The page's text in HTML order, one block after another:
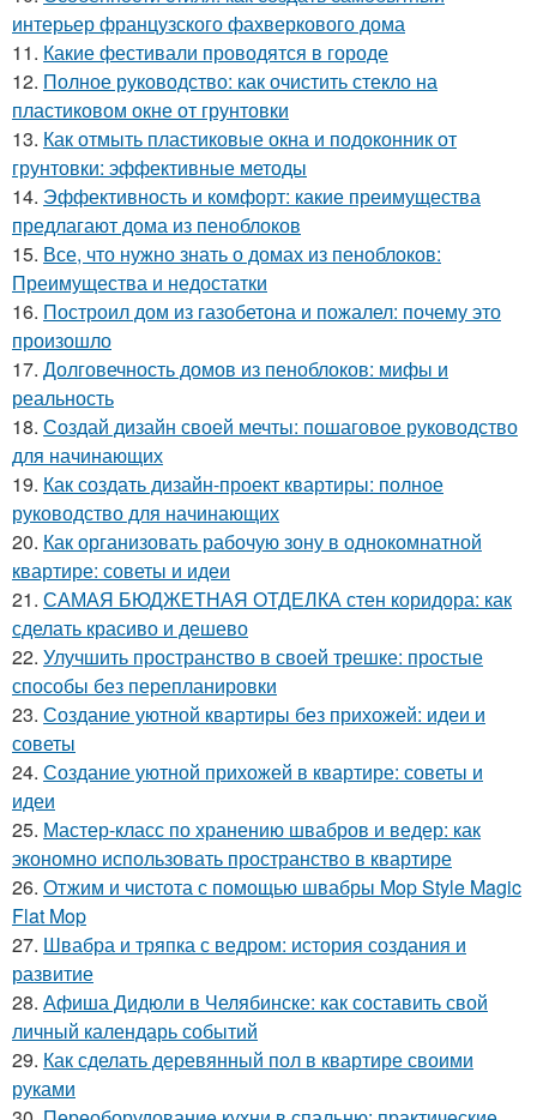
интерьер французского фахверкового дома
11. Какие фестивали проводятся в городе
12. Полное руководство: как очистить стекло на
пластиковом окне от грунтовки
13. Как отмыть пластиковые окна и подоконник от
грунтовки: эффективные методы
14. Эффективность и комфорт: какие преимущества
предлагают дома из пеноблоков
15. Все, что нужно знать о домах из пеноблоков:
Преимущества и недостатки
16. Построил дом из газобетона и пожалел: почему это
произошло
17. Долговечность домов из пеноблоков: мифы и
реальность
18. Создай дизайн своей мечты: пошаговое руководство
для начинающих
19. Как создать дизайн-проект квартиры: полное
руководство для начинающих
20. Как организовать рабочую зону в однокомнатной
квартире: советы и идеи
21. САМАЯ БЮДЖЕТНАЯ ОТДЕЛКА стен коридора: как
сделать красиво и дешево
22. Улучшить пространство в своей трешке: простые
способы без перепланировки
23. Создание уютной квартиры без прихожей: идеи и
советы
24. Создание уютной прихожей в квартире: советы и
идеи
25. Мастер-класс по хранению швабров и ведер: как
экономно использовать пространство в квартире
26. Отжим и чистота с помощью швабры Mop Style Magic
Flat Mop
27. Швабра и тряпка с ведром: история создания и
развитие
28. Афиша Дидюли в Челябинске: как составить свой
личный календарь событий
29. Как сделать деревянный пол в квартире своими
руками